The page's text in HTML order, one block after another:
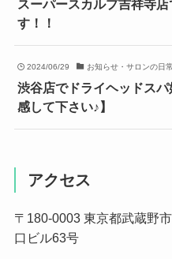
スーパースカルプ吉祥寺
す！！
2024/06/29 お知らせ・サロンの日
渋谷店でドライヘッドス
感して下さい♪】
アクセス
〒180-0003 東京都武蔵野
口ビル63号